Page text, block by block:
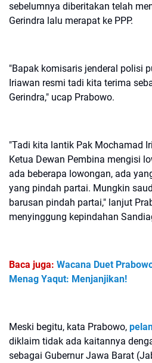
sebelumnya diberitakan telah
Gerindra lalu merapat ke PPP.
"Bapak komisaris jenderal polisi
Iriawan resmi tadi kita terima
Gerindra," ucap Prabowo.
"Tadi kita lantik Pak Mochamad
Ketua Dewan Pembina mengisi
ada beberapa lowongan, ada
yang pindah partai. Mungkin
barusan pindah partai," lanjut
menyinggung kepindahan
Baca juga: Wacana Duet
Menag Yaqut: Menjanjikan!
Meski begitu, kata Prabowo,
diklaim tidak ada kaitannya
sebagai Gubernur Jawa Barat